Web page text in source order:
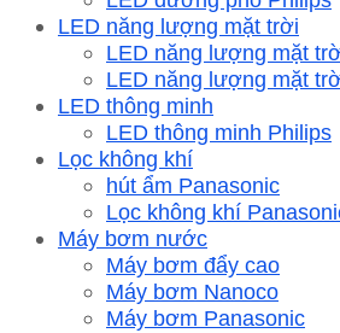
LED năng lượng mặt trời
LED năng lượng mặt
LED năng lượng mặt
LED thông minh
LED thông minh Philips
Lọc không khí
hút ẩm Panasonic
Lọc không khí
Máy bơm nước
Máy bơm đẩy cao
Máy bơm Nanoco
Máy bơm Panasonic